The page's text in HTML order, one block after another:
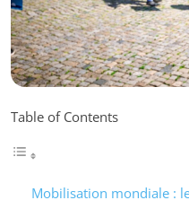
Table of Contents
Mobilisation mondiale :